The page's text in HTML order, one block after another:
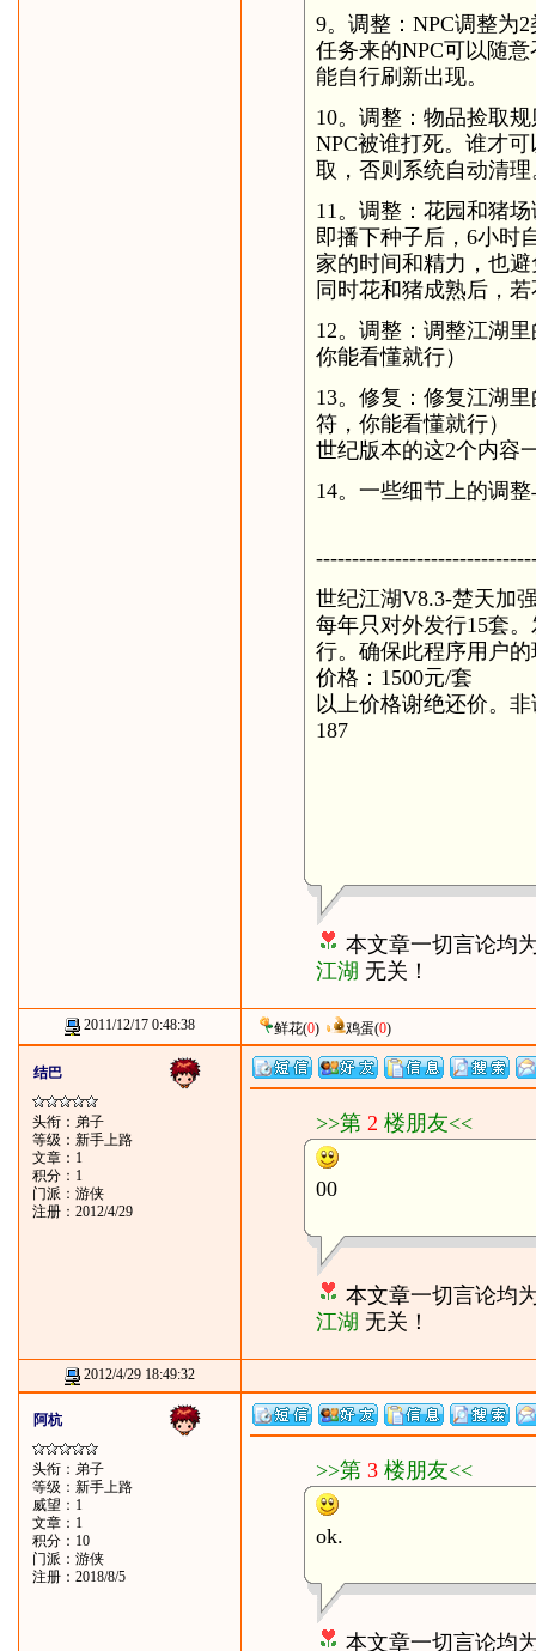
9。调整：NPC调整为
任务来的NPC可以随
能自行刷新出现。
10。调整：物品捡取
NPC被谁打死。谁才
取，否则系统自动清理
11。调整：花园和猪
即播下种子后，6小时
家的时间和精力，也
同时花和猪成熟后，
12。调整：调整江湖
你能看懂就行）
13。修复：修复江湖
符，你能看懂就行）
世纪版本的这2个内容
14。一些细节上的调
世纪江湖V8.3-楚天加
每年只对外发行15套
行。确保此程序用户
价格：1500元/套
以上价格谢绝还价。
187
本文章一切言论均
江湖 无关！
2011/12/17 0:48:38 鲜花(0) 鸡蛋(0)
结巴
头衔：弟子
等级：新手上路
文章：1
积分：1
门派：游侠
注册：2012/4/29
>>第 2 楼朋友<<
00
本文章一切言论均
江湖 无关！
2012/4/29 18:49:32
阿杭
头衔：弟子
等级：新手上路
威望：1
文章：1
积分：10
门派：游侠
注册：2018/8/5
>>第 3 楼朋友<<
ok.
本文章一切言论均